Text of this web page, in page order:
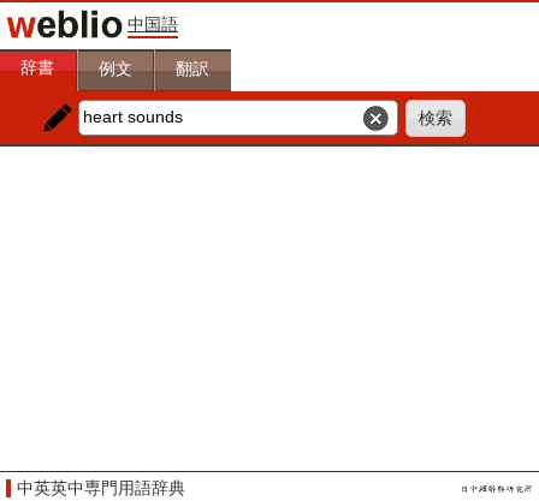
中国語
辞書 例文 翻訳
中英英中専門用語辞典